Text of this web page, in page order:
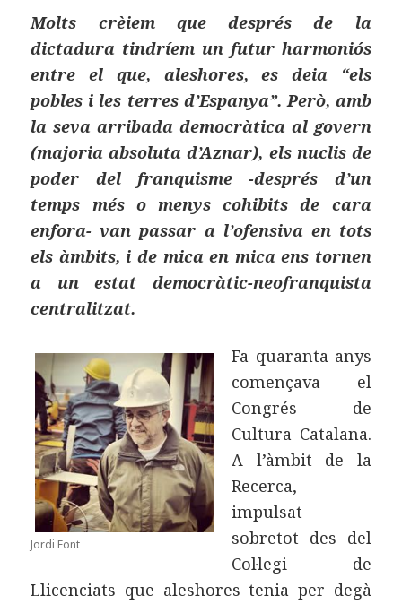
Molts crèiem que després de la
dictadura tindríem un futur harmoniós
entre el que, aleshores, es deia “els
pobles i les terres d’Espanya”. Però, amb
la seva arribada democràtica al govern
(majoria absoluta d’Aznar), els nuclis de
poder del franquisme -després d’un
temps més o menys cohibits de cara
enfora- van passar a l’ofensiva en tots
els àmbits, i de mica en mica ens tornen
a un estat democràtic-neofranquista
centralitzat.
Jordi Font
Fa quaranta anys
començava el
Congrés de
Cultura Catalana.
A l’àmbit de la
Recerca,
impulsat
sobretot des del
Col·legi de
Llicenciats que aleshores tenia per degà